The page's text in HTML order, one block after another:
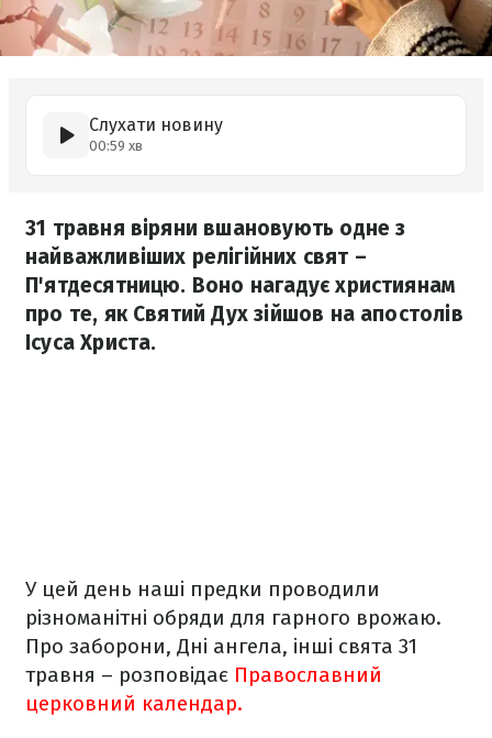
Слухати новину
00:59 хв
31 травня віряни вшановують одне з
найважливіших релігійних свят –
П'ятдесятницю. Воно нагадує християнам
про те, як Святий Дух зійшов на апостолів
Ісуса Христа.
У цей день наші предки проводили
різноманітні обряди для гарного врожаю.
Про заборони, Дні ангела, інші свята 31
травня – розповідає Православний
церковний календар.